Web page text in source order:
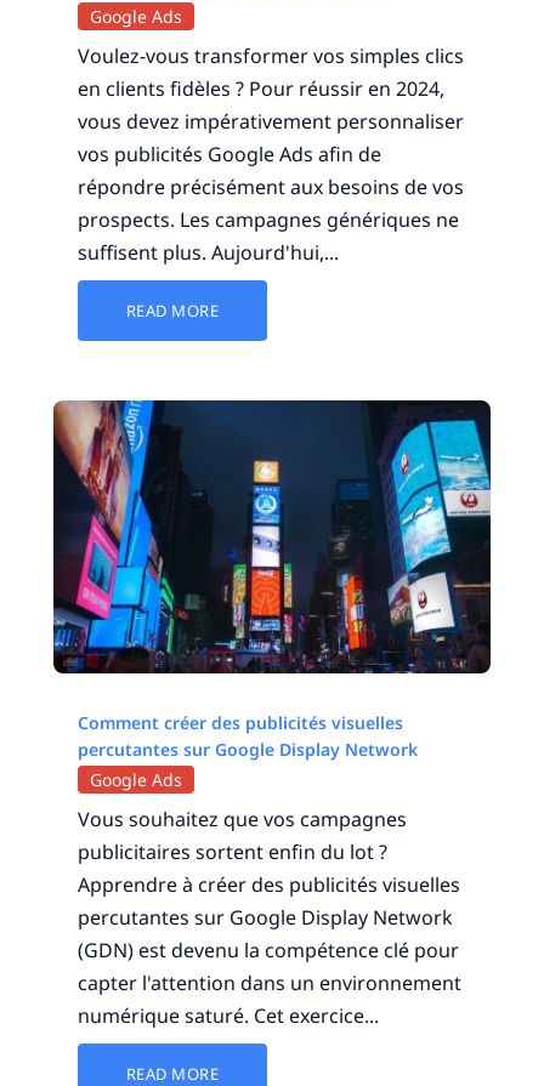
Google Ads
Voulez-vous transformer vos simples clics
en clients fidèles ? Pour réussir en 2024,
vous devez impérativement personnaliser
vos publicités Google Ads afin de
répondre précisément aux besoins de vos
prospects. Les campagnes génériques ne
suffisent plus. Aujourd'hui,...
READ MORE
Comment créer des publicités visuelles
percutantes sur Google Display Network
Google Ads
Vous souhaitez que vos campagnes
publicitaires sortent enfin du lot ?
Apprendre à créer des publicités visuelles
percutantes sur Google Display Network
(GDN) est devenu la compétence clé pour
capter l'attention dans un environnement
numérique saturé. Cet exercice...
READ MORE